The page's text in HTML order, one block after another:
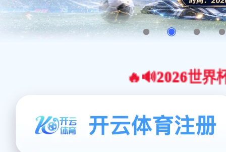
🔥🔊2026世界杯官网